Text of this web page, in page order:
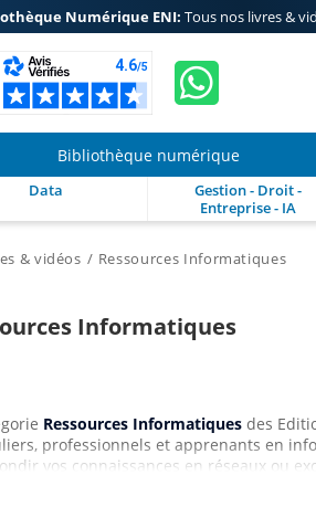
Numérique ENI: Tous nos livres &
Bibliothèque numérique
Data
Gestion - Droit -
Entreprise - IA
& vidéos Ressources Informatiques
Informatiques
Ressources Informatiques des
professionnels et apprenants en
vos connaissances en réseaux ou